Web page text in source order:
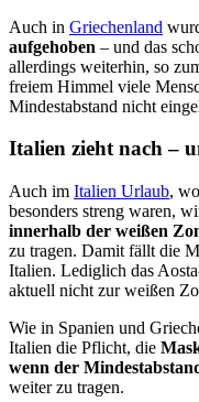
Auch in Griechenland
aufgehoben – und das
allerdings weiterhin, so
freiem Himmel viele
Mindestabstand nicht
Italien zieht nach –
Auch im Italien Urlaub,
besonders streng waren,
innerhalb der weißen
zu tragen. Damit fällt die
Italien. Lediglich das
aktuell nicht zur weißen
Wie in Spanien und
Italien die Pflicht, die
wenn der
weiter zu tragen.